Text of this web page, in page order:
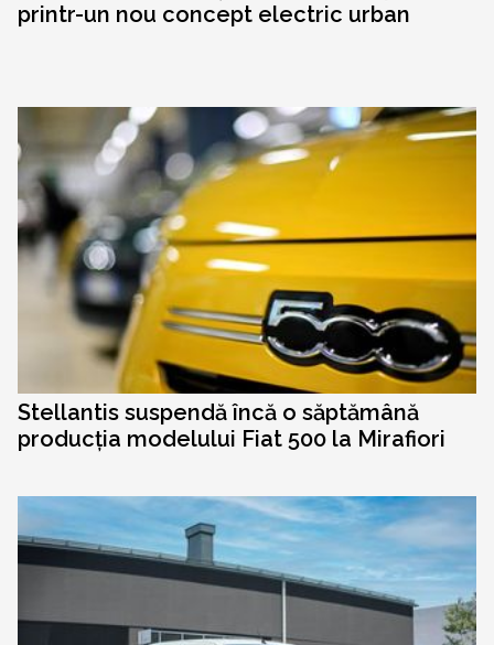
printr-un nou concept electric urban
Stellantis suspendă încă o săptămână
producția modelului Fiat 500 la Mirafiori